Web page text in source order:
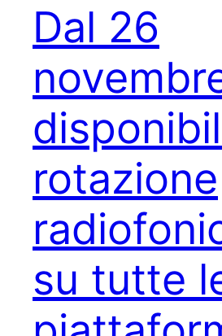
Dal 26
rotazione
su tutte